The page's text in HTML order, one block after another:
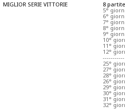
MIGLIOR SERIE VITTORIE
8 partite
5°
6°
7°
8°
9°
10°
11°
12°
-----------
25°
27°
28°
26°
29°
30°
31°
32°